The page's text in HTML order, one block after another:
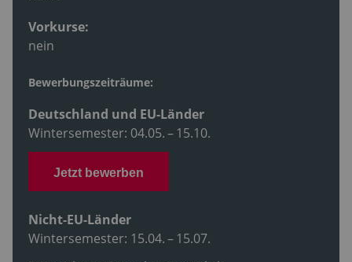
Vorkurse:
nein
Bewerbungszeiträume:
Deutschland und EU-Länder
Wintersemester: 04.05. – 15.10.
Jetzt bewerben
Nicht-EU-Länder
Wintersemester: 15.04. – 15.07.